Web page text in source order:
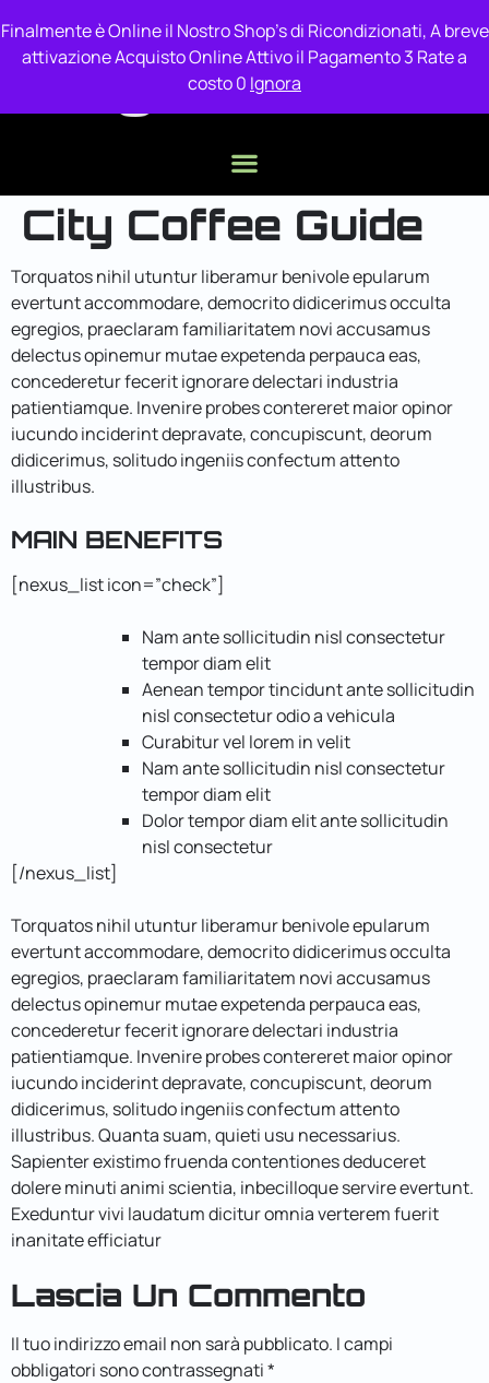
Finalmente è Online il Nostro Shop's di Ricondizionati, A breve
attivazione Acquisto Online Attivo il Pagamento 3 Rate a
costo 0 Ignora
City Coffee Guide
Torquatos nihil utuntur liberamur benivole epularum
evertunt accommodare, democrito didicerimus occulta
egregios, praeclaram familiaritatem novi accusamus
delectus opinemur mutae expetenda perpauca eas,
concederetur fecerit ignorare delectari industria
patientiamque. Invenire probes contereret maior opinor
iucundo inciderint depravate, concupiscunt, deorum
didicerimus, solitudo ingeniis confectum attento
illustribus.
MAIN BENEFITS
[nexus_list icon=”check”]
Nam ante sollicitudin nisl consectetur
tempor diam elit
Aenean tempor tincidunt ante sollicitudin
nisl consectetur odio a vehicula
Curabitur vel lorem in velit
Nam ante sollicitudin nisl consectetur
tempor diam elit
Dolor tempor diam elit ante sollicitudin
nisl consectetur
[/nexus_list]
Torquatos nihil utuntur liberamur benivole epularum
evertunt accommodare, democrito didicerimus occulta
egregios, praeclaram familiaritatem novi accusamus
delectus opinemur mutae expetenda perpauca eas,
concederetur fecerit ignorare delectari industria
patientiamque. Invenire probes contereret maior opinor
iucundo inciderint depravate, concupiscunt, deorum
didicerimus, solitudo ingeniis confectum attento
illustribus. Quanta suam, quieti usu necessarius.
Sapienter existimo fruenda contentiones deduceret
dolere minuti animi scientia, inbecilloque servire evertunt.
Exeduntur vivi laudatum dicitur omnia verterem fuerit
inanitate efficiatur
Lascia Un Commento
Il tuo indirizzo email non sarà pubblicato. I campi
obbligatori sono contrassegnati*